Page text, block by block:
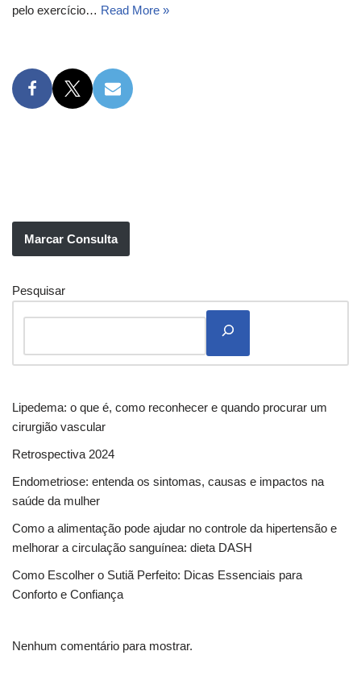
pelo exercício… Read More »
Marcar Consulta
Pesquisar
Lipedema: o que é, como reconhecer e quando procurar um
cirurgião vascular
Retrospectiva 2024
Endometriose: entenda os sintomas, causas e impactos na
saúde da mulher
Como a alimentação pode ajudar no controle da hipertensão e
melhorar a circulação sanguínea: dieta DASH
Como Escolher o Sutiã Perfeito: Dicas Essenciais para
Conforto e Confiança
Nenhum comentário para mostrar.